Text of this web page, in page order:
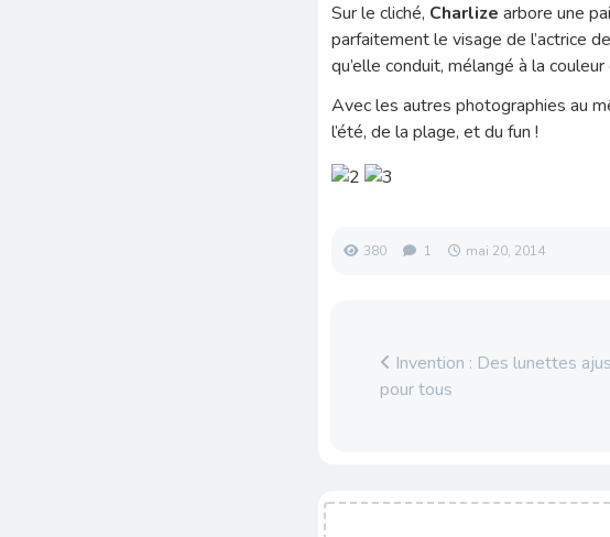
Sur le cliché, Charlize arbore une
parfaitement le visage de l’actrice
qu’elle conduit, mélangé à la
Avec les autres photographies au
l’été, de la plage, et du fun !
380 1 mai 20, 2014
Invention : Des lunettes
pour tous